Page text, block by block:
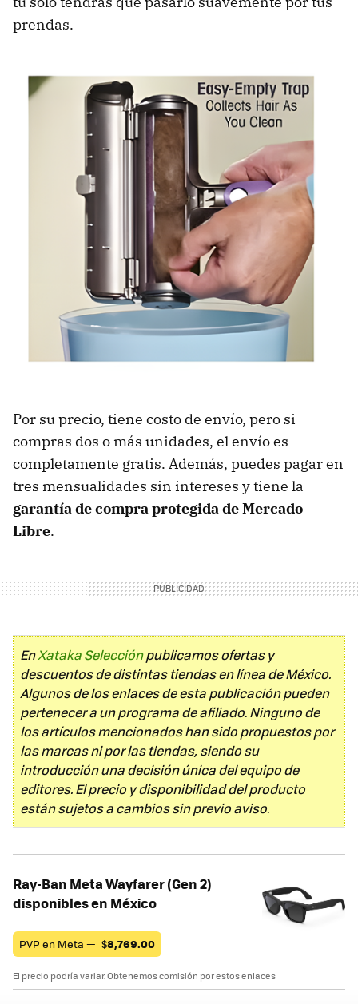
prendas.
Por su precio, tiene costo de envío, pero si
compras dos o más unidades, el envío es
completamente gratis. Además, puedes pagar en
tres mensualidades sin intereses y tiene la
garantía de compra protegida de Mercado
Libre.
EnXataka Selecciónpublicamos ofertas y
descuentos de distintas tiendas en línea de México.
Algunos de los enlaces de esta publicación pueden
pertenecer a un programa de afiliado. Ninguno de
los artículos mencionados han sido propuestos por
las marcas ni por las tiendas, siendo su
introducción una decisión única del equipo de
editores. El precio y disponibilidad del producto
están sujetos a cambios sin previo aviso.
Ray-Ban Meta Wayfarer (Gen 2)
disponibles en México
PVP en Meta — $8,769.00
El precio podría variar. Obtenemos comisión por estos enlaces